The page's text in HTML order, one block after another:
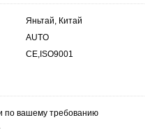
Яньтай, Китай
AUTO
CE,ISO9001
по вашему требованию